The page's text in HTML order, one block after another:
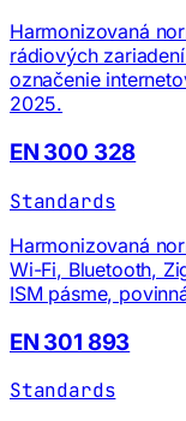
Harmonizovaná
rádiových
označenie
2025.
EN 300 328
Standards
Harmonizovaná
Wi-Fi, Bluetooth,
ISM pásme,
EN 301 893
Standards